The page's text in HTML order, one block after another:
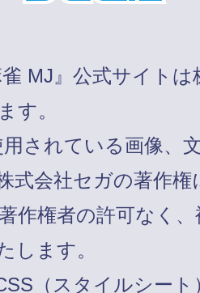
雀 MJ』公式サイト
す。
されている画像、
式会社セガの著作
作権者の許可なく
します。
（スタイルシート